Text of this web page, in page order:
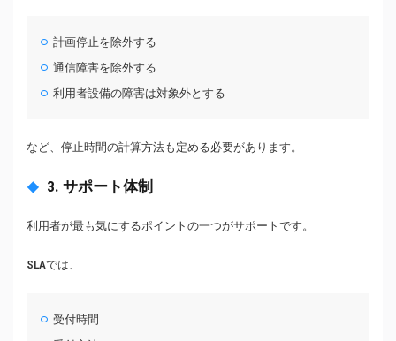
計画停止を除外する
通信障害を除外する
利用者設備の障害は対象外とする
など、停止時間の計算方法も定める必要があります。
3. サポート体制
利用者が最も気にするポイントの一つがサポートです。
SLAでは、
受付時間